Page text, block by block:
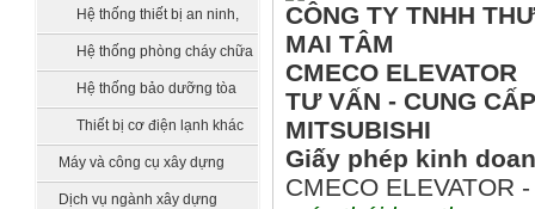
smarthomeHệ thống thiết bị an ninh,
quản lý tòa nhà
Hệ thống phòng cháy chữa
Hệ thống bảo dưỡng tòa
Thiết bị cơ điện lạnh khác
Máy và công cụ xây dựng
Dịch vụ ngành xây dựng
CÔNG TY TNHH
MAI TÂM
CMECO ELEVATOR
TƯ VẤN - CUNG
MITSUBISHI
Giấy phép kinh
CMECO ELEVATOR